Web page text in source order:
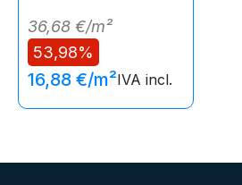
36,68 €/m²
53,98%
16,88 €/m²IVA incl.